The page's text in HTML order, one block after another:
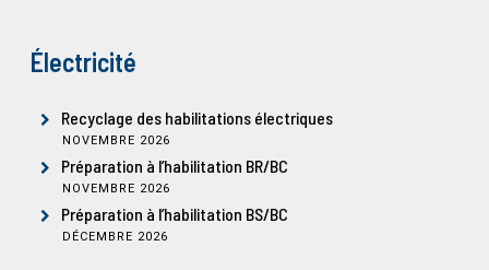
Électricité
Recyclage des habilitations électriques
NOVEMBRE 2026
Préparation à l’habilitation BR/BC
NOVEMBRE 2026
Préparation à l’habilitation BS/BC
DÉCEMBRE 2026